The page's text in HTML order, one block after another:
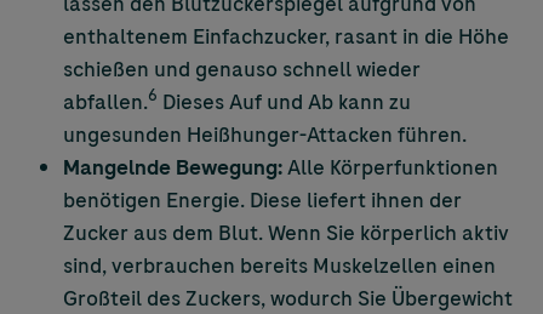
enthaltenem Einfachzucker, rasant in die Höhe
schießen und genauso schnell wieder
abfallen.6 Dieses Auf und Ab kann zu
ungesunden Heißhunger-Attacken führen.
Mangelnde Bewegung:Alle Körperfunktionen
benötigen Energie. Diese liefert ihnen der
Zucker aus dem Blut. Wenn Sie körperlich aktiv
sind, verbrauchen bereits Muskelzellen einen
Großteil des Zuckers, wodurch Sie Übergewicht